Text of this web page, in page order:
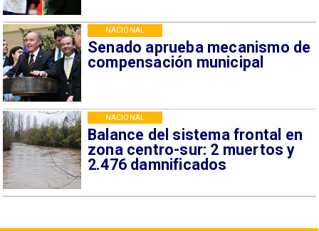
Senado aprueba mecanismo de
compensación municipal
NACIONAL
Balance del sistema frontal en
zona centro-sur: 2 muertos y
2.476 damnificados
NACIONAL